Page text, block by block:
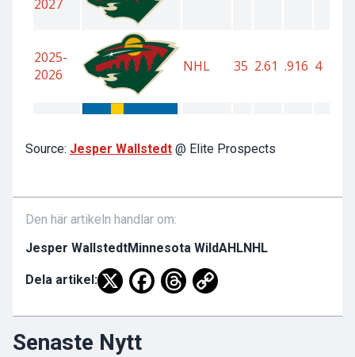
Source: Jesper Wallstedt @ Elite Prospects
Den här artikeln handlar om:
Jesper WallstedtMinnesota WildAHLNHL
Dela artikel:
Senaste Nytt